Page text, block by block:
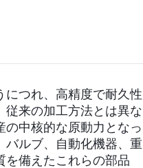
につれ、高精度で耐久性
従来の加工方法とは異な
の中核的な原動力となっ
バルブ、自動化機器、重
を備えたこれらの部品